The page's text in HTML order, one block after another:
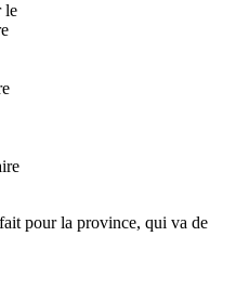
le
pour la province, qui va de